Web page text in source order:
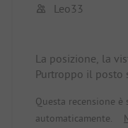
Leo33
La posizione, la
Purtroppo il posto
allori e che le
blocchi sanitari, il
Questa recensione
automaticamente.